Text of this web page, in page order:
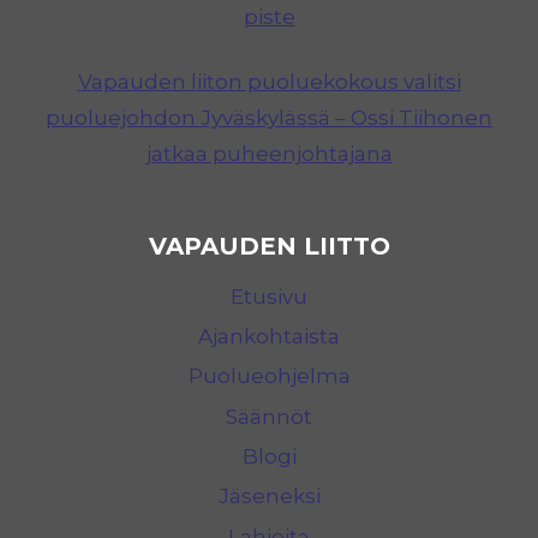
piste
Vapauden liiton puoluekokous valitsi
puoluejohdon Jyväskylässä – Ossi Tiihonen
jatkaa puheenjohtajana
VAPAUDEN LIITTO
Etusivu
Ajankohtaista
Puolueohjelma
Säännöt
Blogi
Jäseneksi